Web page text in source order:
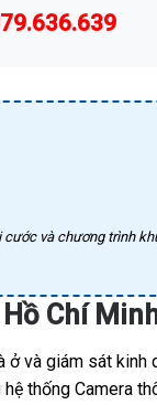
cước và chương trình
Chí
ở và giám sát
thống Camera